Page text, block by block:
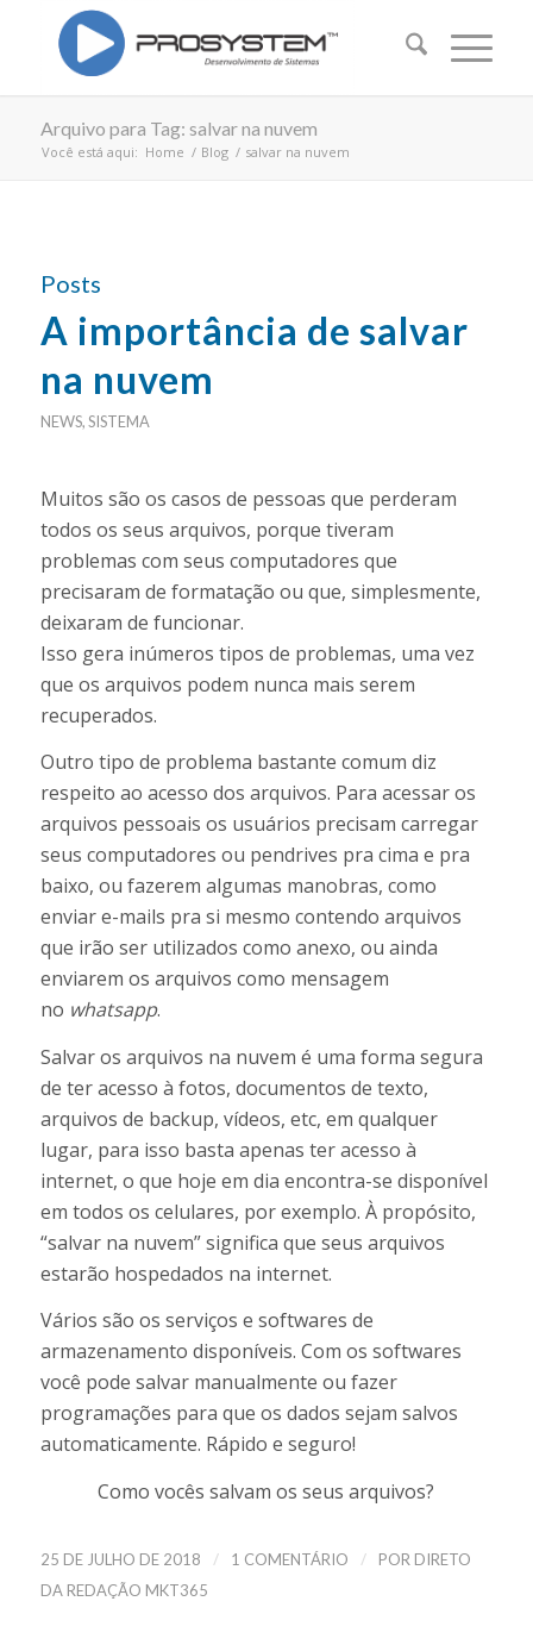
Arquivo para Tag: salvar na nuvem
Você está aqui: Home / Blog / salvar na nuvem
Posts
A importância de salvar
na nuvem
NEWS,SISTEMA
Muitos são os casos de pessoas que perderam
todos os seus arquivos, porque tiveram
problemas com seus computadores que
precisaram de formatação ou que, simplesmente,
deixaram de funcionar.
Isso gera inúmeros tipos de problemas, uma vez
que os arquivos podem nunca mais serem
recuperados.
Outro tipo de problema bastante comum diz
respeito ao acesso dos arquivos. Para acessar os
arquivos pessoais os usuários precisam carregar
seus computadores ou pendrives pra cima e pra
baixo, ou fazerem algumas manobras, como
enviar e-mails pra si mesmo contendo arquivos
que irão ser utilizados como anexo, ou ainda
enviarem os arquivos como mensagem
no whatsapp.
Salvar os arquivos na nuvem é uma forma segura
de ter acesso à fotos, documentos de texto,
arquivos de backup, vídeos, etc, em qualquer
lugar, para isso basta apenas ter acesso à
internet, o que hoje em dia encontra-se disponível
em todos os celulares, por exemplo. À propósito,
“salvar na nuvem” significa que seus arquivos
estarão hospedados na internet.
Vários são os serviços e softwares de
armazenamento disponíveis. Com os softwares
você pode salvar manualmente ou fazer
programações para que os dados sejam salvos
automaticamente. Rápido e seguro!
Como vocês salvam os seus arquivos?
25 DE JULHO DE 2018 / 1 COMENTÁRIO / POR DIRETO
DA REDAÇÃO MKT365